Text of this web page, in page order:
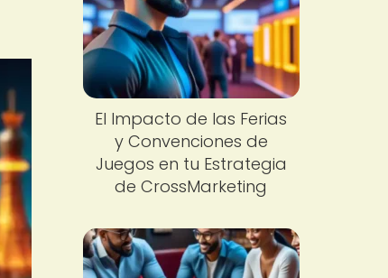
El Impacto de las Ferias
y Convenciones de
Juegos en tu Estrategia
de CrossMarketing